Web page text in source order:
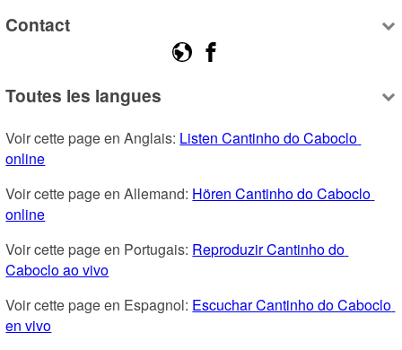
Contact
Toutes les langues
Voir cette page en Anglais: Listen Cantinho do Caboclo
online
Voir cette page en Allemand: Hören Cantinho do Caboclo
online
Voir cette page en Portugais: Reproduzir Cantinho do
Caboclo ao vivo
Voir cette page en Espagnol: Escuchar Cantinho do Caboclo
en vivo